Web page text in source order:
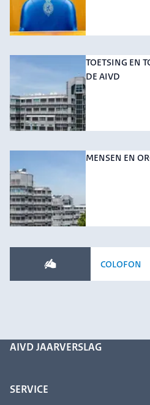
TOETSING EN
DE AIVD
MENSEN EN
COLOFON
AIVD JAARVERSLAG
SERVICE